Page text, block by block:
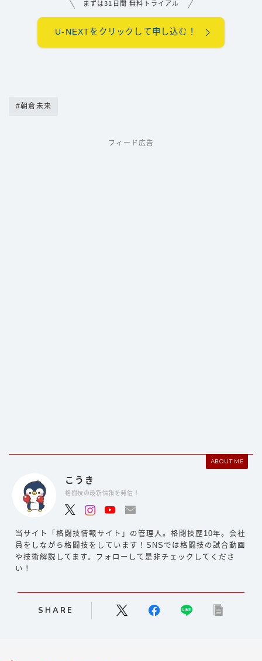
まずは31日間 無料トライアル
U-NEXTをクリックして申し込む！
#朝倉未来
フィード広告
ABOUT ME
こうき
格闘技の最新情報を発信！
当サイト「格闘技情報サイト」の管理人。格闘技歴10年。会社
員をしながら格闘技をしています！SNSでは格闘技の試合動画
や技術解説してます。フォローして是非チェックしてくださ
い！
SHARE